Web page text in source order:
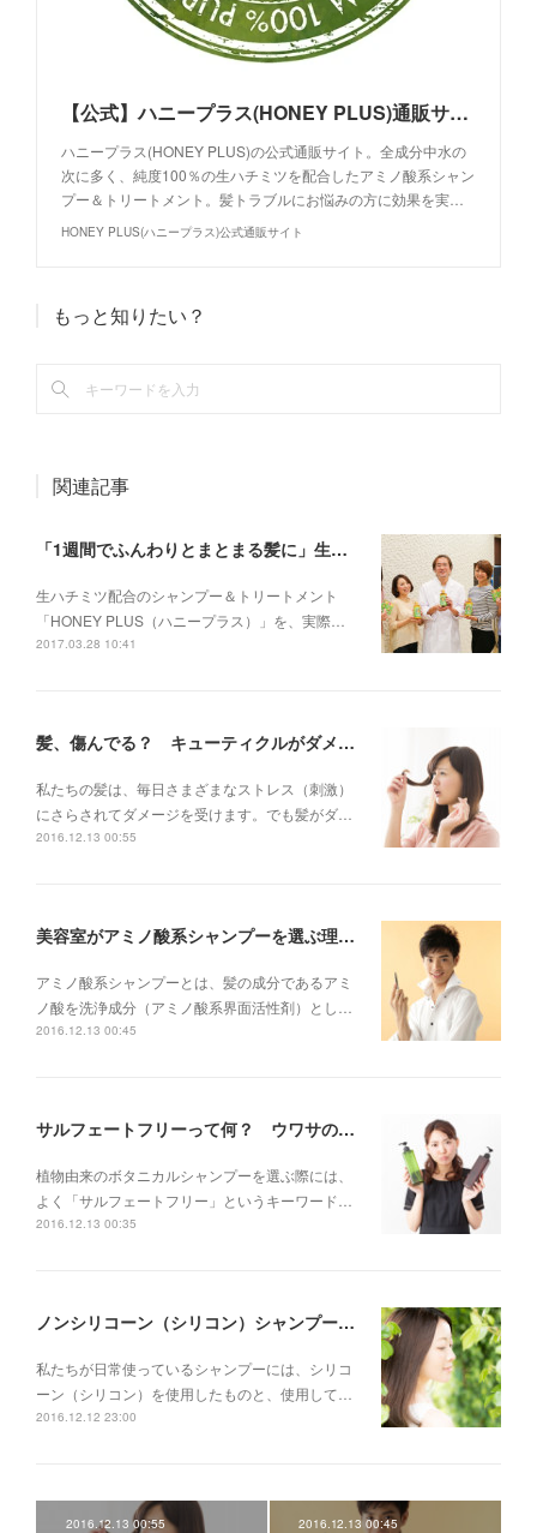
【公式】ハニープラス(HONEY PLUS)通販サイト｜生ハチミツヘアケア
ハニープラス(HONEY PLUS)の公式通販サイト。全成分中水の
次に多く、純度100％の生ハチミツを配合したアミノ酸系シャン
プー＆トリートメント。髪トラブルにお悩みの方に効果を実…
HONEY PLUS(ハニープラス)公式通販サイト
もっと知りたい？
関連記事
「1週間でふんわりとまとまる髪に」生ハチミツ＋αの効果とは ハニープラス体験座談会【後編】
生ハチミツ配合のシャンプー＆トリートメント
「HONEY PLUS（ハニープラス）」を、実際…
2017.03.28 10:41
髪、傷んでる？ キューティクルがダメージを受ける原因と対処法
私たちの髪は、毎日さまざまなストレス（刺激）
にさらされてダメージを受けます。でも髪がダ…
2016.12.13 00:55
美容室がアミノ酸系シャンプーを選ぶ理由とは？
アミノ酸系シャンプーとは、髪の成分であるアミ
ノ酸を洗浄成分（アミノ酸系界面活性剤）とし…
2016.12.13 00:45
サルフェートフリーって何？ ウワサのウソと本当
植物由来のボタニカルシャンプーを選ぶ際には、
よく「サルフェートフリー」というキーワード…
2016.12.13 00:35
ノンシリコーン（シリコン）シャンプーは本当に髪にいいの？
私たちが日常使っているシャンプーには、シリコ
ーン（シリコン）を使用したものと、使用して…
2016.12.12 23:00
2016.12.13 00:55 2016.12.13 00:45